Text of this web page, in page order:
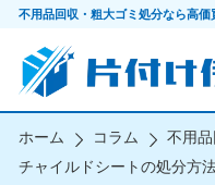
不用品回収・粗大ゴミ処分なら高価
ホーム コラム 不用
チャイルドシートの処分方